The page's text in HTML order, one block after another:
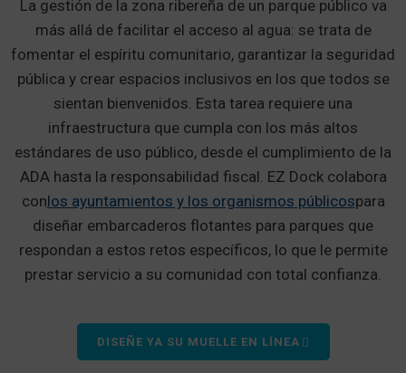
La gestión de la zona ribereña de un parque público va
más allá de facilitar el acceso al agua: se trata de
fomentar el espíritu comunitario, garantizar la seguridad
pública y crear espacios inclusivos en los que todos se
sientan bienvenidos. Esta tarea requiere una
infraestructura que cumpla con los más altos
estándares de uso público, desde el cumplimiento de la
ADA hasta la responsabilidad fiscal. EZ Dock colabora
conlos ayuntamientos y los organismos públicospara
diseñar embarcaderos flotantes para parques que
respondan a estos retos específicos, lo que le permite
prestar servicio a su comunidad con total confianza.
DISEÑE YA SU MUELLE EN LÍNEA